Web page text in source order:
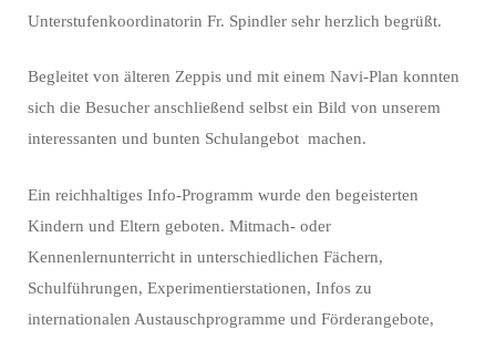
Unterstufenkoordinatorin Fr. Spindler sehr herzlich begrüßt.
Begleitet von älteren Zeppis und mit einem Navi-Plan konnten
sich die Besucher anschließend selbst ein Bild von unserem
interessanten und bunten Schulangebot machen.
Ein reichhaltiges Info-Programm wurde den begeisterten
Kindern und Eltern geboten. Mitmach- oder
Kennenlernunterricht in unterschiedlichen Fächern,
Schulführungen, Experimentierstationen, Infos zu
internationalen Austauschprogramme und Förderangebote,